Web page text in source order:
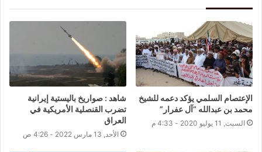
الإعتصام السلمي يؤكد دعمه للشيخ
محمد بن عبدالله “آل عفرار”
السبت, 11 يوليو 2020 - 4:33 م
شاهد : صواريخ باليستية إيرانية
تضرب القنصلية الأمريكية في
العراق
الأحد, 13 مارس 2022 - 4:26 ص